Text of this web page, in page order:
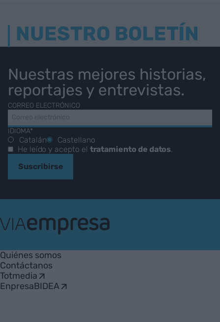
NUESTRO BOLETÍN
Nuestras mejores historias,
reportajes y entrevistas.
CORREO ELECTRÓNICO
IDIOMA*
Catalán
Castellano
He leído y acepto el tratamiento de datos.
Suscribirse
Empresa
Quiénes somos
Contáctanos
Totmedia
EnpresaBIDEA